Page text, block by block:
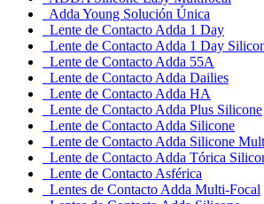
Adda Young Solución Única
Lente de Contacto Adda 1 Day
Lente de Contacto Adda 1 Day
Lente de Contacto Adda 55A
Lente de Contacto Adda Dailies
Lente de Contacto Adda HA
Lente de Contacto Adda Plus Silicone
Lente de Contacto Adda Silicone
Lente de Contacto Adda Silicone
Lente de Contacto Adda Tórica
Lente de Contacto Asférica
Lentes de Contacto Adda Multi-Focal